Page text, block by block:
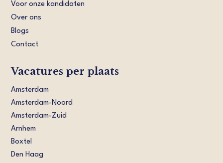
Voor onze kandidaten
Over ons
Blogs
Contact
Vacatures per plaats
Amsterdam
Amsterdam-Noord
Amsterdam-Zuid
Arnhem
Boxtel
Den Haag